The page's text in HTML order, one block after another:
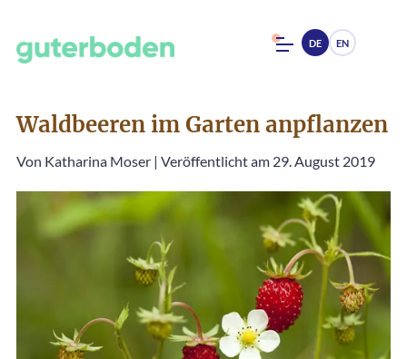
DE EN
Waldbeeren im Garten anpflanzen
Von Katharina Moser | Veröffentlicht am 29. August 2019